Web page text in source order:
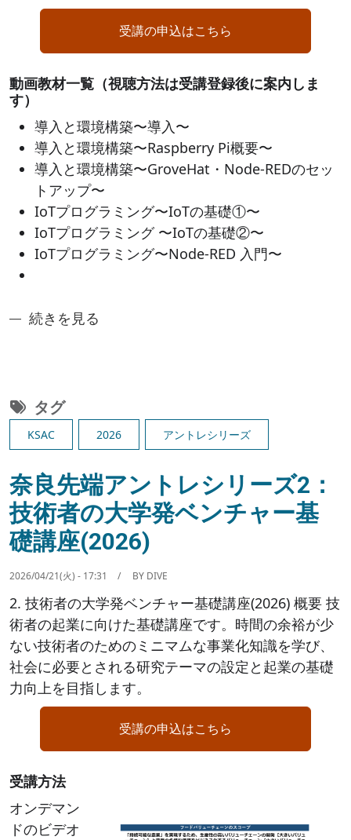
受講の申込はこちら
動画教材一覧（視聴方法は受講登録後に案内しま
す）
導入と環境構築〜導入〜
導入と環境構築〜Raspberry Pi概要〜
導入と環境構築〜GroveHat・Node-REDのセッ
トアップ〜
IoTプログラミング〜IoTの基礎①〜
IoTプログラミング 〜IoTの基礎②〜
IoTプログラミング〜Node-RED 入門〜
奈良先端アントレシリーズ3：システムプロトタ
続きを見る
タグ
KSAC 2026 アントレシリーズ
奈良先端アントレシリーズ2：
技術者の大学発ベンチャー基
礎講座(2026)
2026/04/21(火) - 17:31 BY DIVE
2. 技術者の大学発ベンチャー基礎講座(2026) 概要 技
術者の起業に向けた基礎講座です。時間の余裕が少
ない技術者のためのミニマムな事業化知識を学び、
社会に必要とされる研究テーマの設定と起業の基礎
力向上を目指します。
受講の申込はこちら
受講方法
オンデマン
ドのビデオ